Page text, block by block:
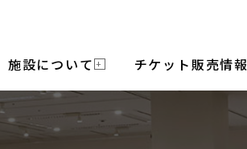
施設について チケット販売情報